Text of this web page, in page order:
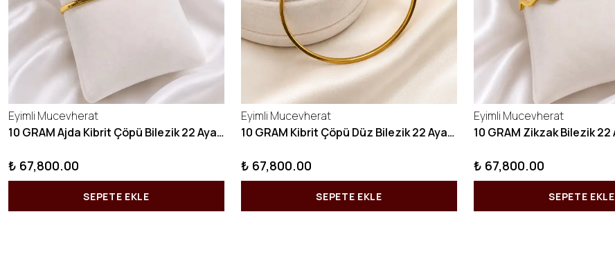
Eyimli Mucevherat
10 GRAM Ajda Kibrit Çöpü Bilezik 22 Ayar 22BLZ003
₺ 67,800.00
SEPETE EKLE
Eyimli Mucevherat
10 GRAM Kibrit Çöpü Düz Bilezik 22 Ayar 22BLZ001
₺ 67,800.00
SEPETE EKLE
Eyimli Mucevherat
₺ 67,800.00
SEPETE EKLE